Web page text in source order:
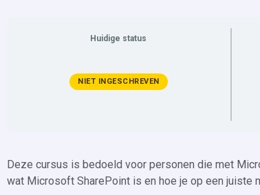
Huidige status
NIET INGESCHREVEN
Deze cursus is bedoeld voor personen die met
wat Microsoft SharePoint is en hoe je op een juiste